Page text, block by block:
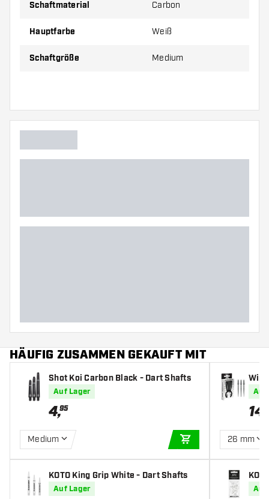
Schaftmaterial Carbon
Hauptfarbe Weiß
Schaftgröße Medium
HÄUFIG ZUSAMMEN GEKAUFT MIT
Shot Koi Carbon Black - Dart Shafts
Auf Lager
4,95
Medium
IN DEN
KOTO King Grip White - Dart Shafts
Auf Lager
Auf
14
26 mm
Auf